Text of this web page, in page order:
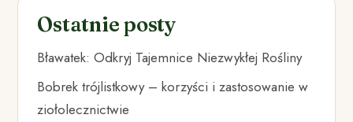
Ostatnie posty
Bławatek: Odkryj Tajemnice Niezwykłej Rośliny
Bobrek trójlistkowy – korzyści i zastosowanie w
ziołolecznictwie